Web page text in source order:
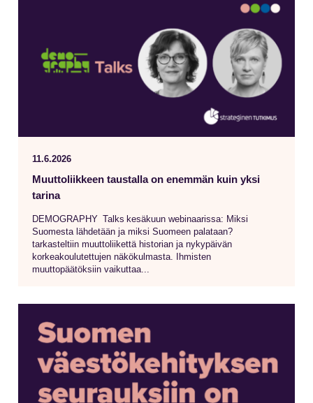
11.6.2026
Muuttoliikkeen taustalla on enemmän kuin yksi
tarina
DEMOGRAPHY Talks kesäkuun webinaarissa: Miksi
Suomesta lähdetään ja miksi Suomeen palataan?
tarkasteltiin muuttoliikettä historian ja nykypäivän
korkeakoulutettujen näkökulmasta. Ihmisten
muuttopäätöksiin vaikuttaa...